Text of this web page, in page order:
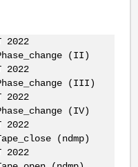
2022
Phase_change (II)
2022
Phase_change (III)
2022
Phase_change (IV)
2022
Tape_close (ndmp)
2022